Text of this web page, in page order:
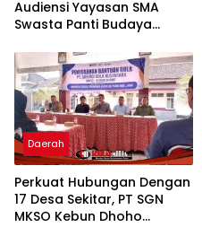
Audiensi Yayasan SMA
Swasta Panti Budaya
Grace Natalie Sagala
Daerah
Perkuat Hubungan Dengan
17 Desa Sekitar, PT SGN
MKSO Kebun Dhoho